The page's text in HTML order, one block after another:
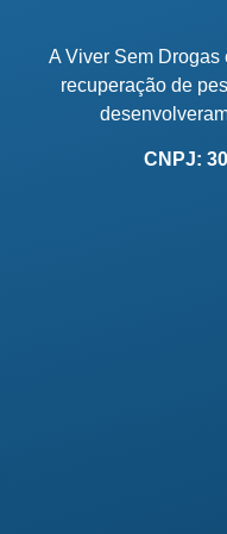
A Viver Sem Drogas
recuperação de
CNPJ: